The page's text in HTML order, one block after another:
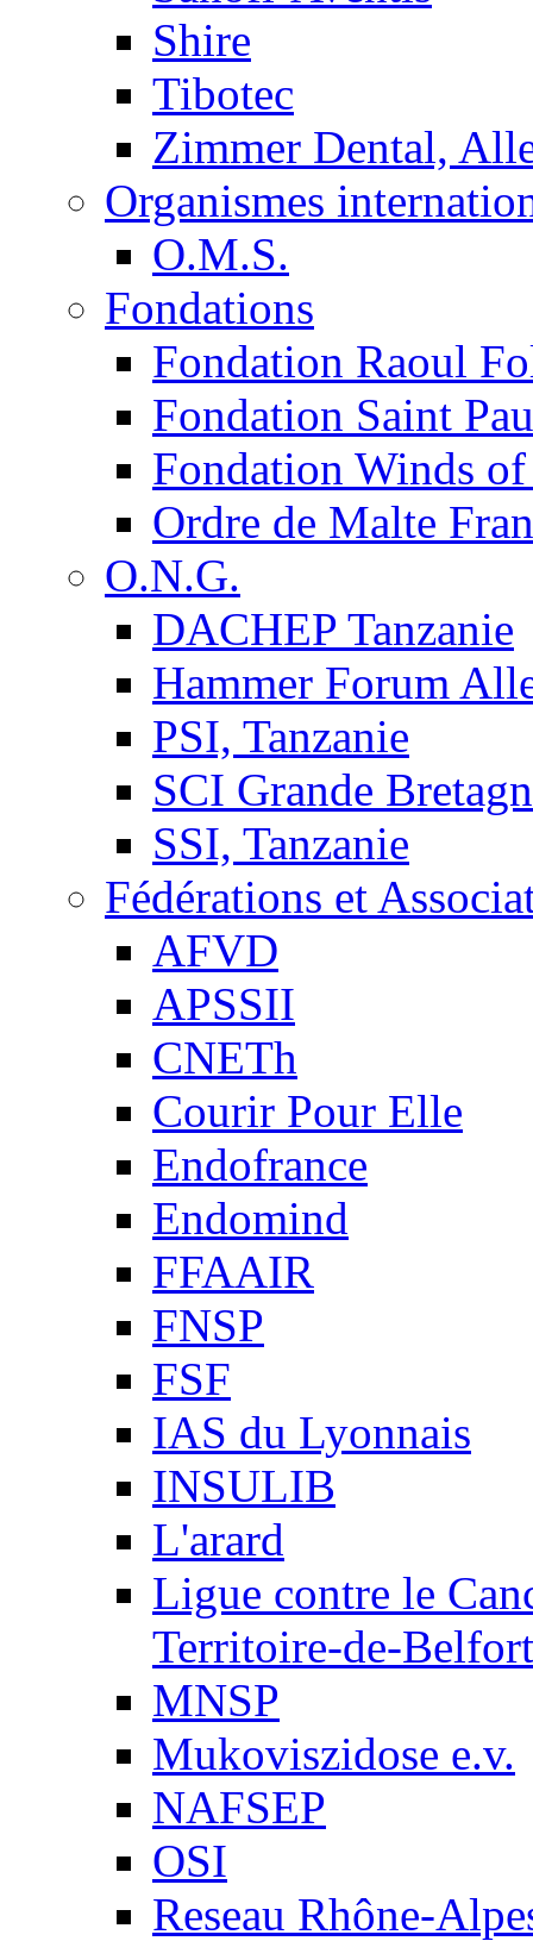
Shire
Tibotec
Zimmer Dental,
Organismes
O.M.S.
Fondations
Fondation Raoul
Fondation Saint
Fondation Winds
Ordre de Malte
O.N.G.
DACHEP Tanzanie
Hammer Forum
PSI, Tanzanie
SCI Grande
SSI, Tanzanie
Fédérations et
AFVD
APSSII
CNETh
Courir Pour Elle
Endofrance
Endomind
FFAAIR
FNSP
FSF
IAS du Lyonnais
INSULIB
L'arard
Ligue contre le
Territoire-de-Belfort
MNSP
Mukoviszidose e.v.
NAFSEP
OSI
Reseau Rhône-